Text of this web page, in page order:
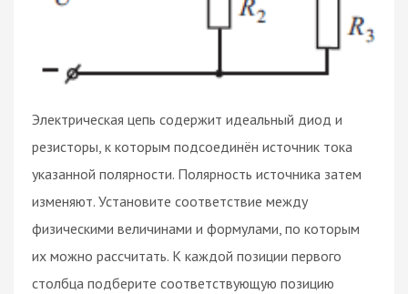
Электрическая цепь содержит идеальный диод и
резисторы, к которым подсоединён источник тока
указанной полярности. Полярность источника затем
изменяют. Установите соответствие между
физическими величинами и формулами, по которым
их можно рассчитать. К каждой позиции первого
столбца подберите соответствующую позицию